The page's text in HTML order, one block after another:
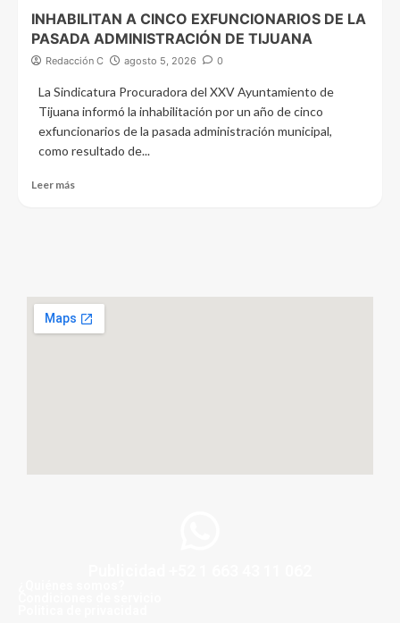
INHABILITAN A CINCO EXFUNCIONARIOS DE LA
PASADA ADMINISTRACIÓN DE TIJUANA
Redacción C agosto 5, 2026 0
La Sindicatura Procuradora del XXV Ayuntamiento de
Tijuana informó la inhabilitación por un año de cinco
exfuncionarios de la pasada administración municipal,
como resultado de...
Leer más